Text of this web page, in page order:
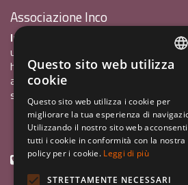
Associazione Inco
InCo - Interculturalità &
un'associazione di promozione sociale,
ha l'obiettivo di promuovere gli scambi
al fine accrescere tra i giovani la
solidarietà internazionale.
Privacy policy.pdf
+39 0461 1822775
Questo sito web utilizza
cookie
Questo sito web utilizza i cookie per
migliorare la tua esperienza di
Utilizzando il nostro sito web
tutti i cookie in conformità con la nostra
policy per i cookie. Leggi di più
STRETTAMENTE NECESSARI